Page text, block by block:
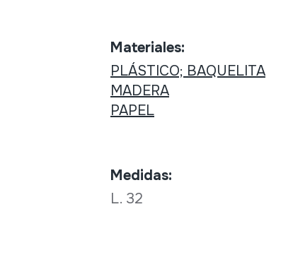
Materiales:
PLÁSTICO; BAQUELITA
MADERA
PAPEL
Medidas:
L. 32